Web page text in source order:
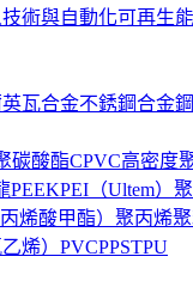
術與自動化可再生
英瓦合金不銹鋼合金鋼
碳酸酯CPVC高密度
PEEKPEI（Ultem）
烯酸甲酯） 聚丙烯
烯） PVCPPSTPU